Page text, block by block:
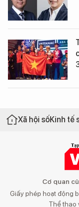
Xã hội sốKinh tế
Cơ quan
Giấy phép hoạt động
Thể thao